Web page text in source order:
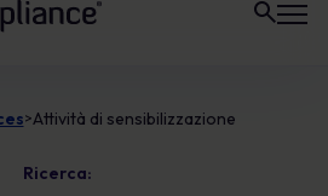
>Attività di sensibilizzazione
Ricerca: